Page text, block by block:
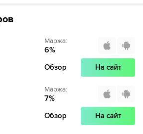
Маржа:
6%
Обзор На сайт
Маржа:
7%
Обзор На сайт